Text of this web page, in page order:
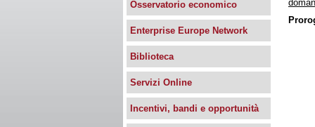
Osservatorio economico
Enterprise Europe Network
Biblioteca
Servizi Online
Incentivi, bandi e opportunità